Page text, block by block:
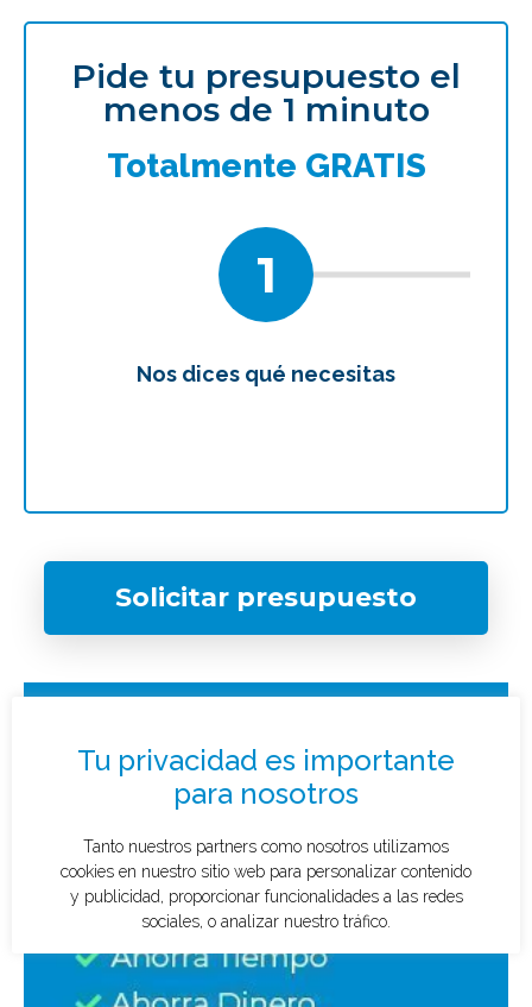
Pide tu presupuesto el
menos de 1 minuto
Totalmente GRATIS
1
Nos dices qué necesitas
Solicitar presupuesto
¿Qué tipo de caso quieres investigar?